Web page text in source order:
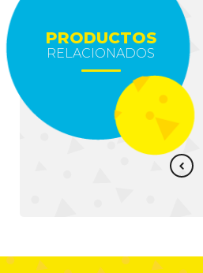
PRODUCTOS
RELACIONADOS
CINTURON FROZEN